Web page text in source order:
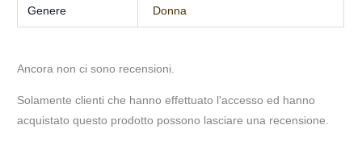
Genere Donna
Ancora non ci sono recensioni.
Solamente clienti che hanno effettuato l'accesso ed hanno
acquistato questo prodotto possono lasciare una recensione.